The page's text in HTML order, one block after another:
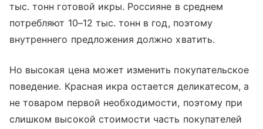
тыс. тонн готовой икры. Россияне в среднем
потребляют 10–12 тыс. тонн в год, поэтому
внутреннего предложения должно хватить.
Но высокая цена может изменить покупательское
поведение. Красная икра остается деликатесом, а
не товаром первой необходимости, поэтому при
слишком высокой стоимости часть покупателей